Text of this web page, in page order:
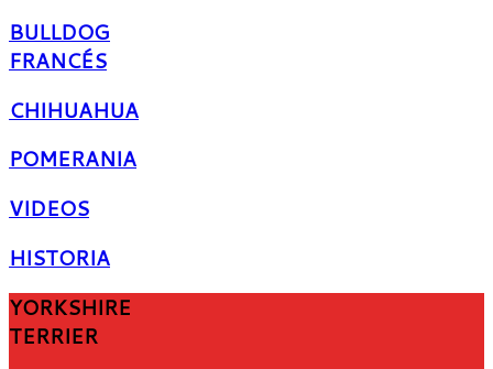
BULLDOG
FRANCÉS
CHIHUAHUA
POMERANIA
VIDEOS
HISTORIA
YORKSHIRE
TERRIER